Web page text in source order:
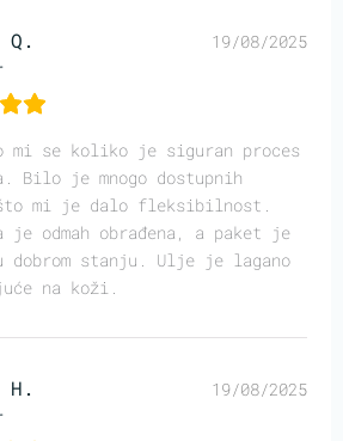
Q. 19/08/2025
mi se koliko je siguran proces
Bilo je mnogo dostupnih
mi je dalo fleksibilnost.
je odmah obrađena, a paket je
dobrom stanju. Ulje je lagano
na koži.
H. 19/08/2025